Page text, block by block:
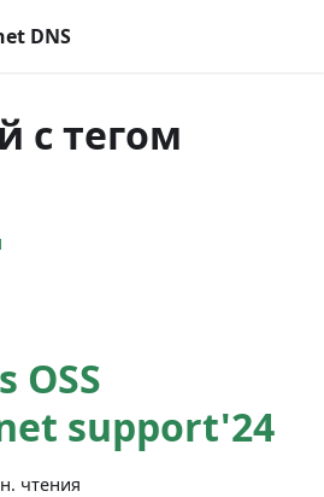
DNS
с тегом
OSS
support'24
чтения